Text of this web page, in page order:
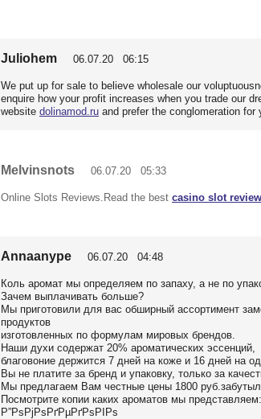
Juliohem 06.07.20 06:15
We put up for sale to believe wholesale our
enquire how your profit increases when you trade our
website dolinamod.ru and prefer the conglomeration for
Melvinsnots 06.07.20 05:33
Online Slots Reviews.Read the best casino slot review
Annaanype 06.07.20 04:48
Коль аромат мы определяем по запаху, а не по
Зачем выплачивать больше?
Мы приготовили для вас обширный ассортимент
продуктов
изготовленных по формулам мировых брендов.
Наши духи содержат 20% ароматических эссенций,
благовоние держится 7 дней на коже и 16 дней на
Вы не платите за бренд и упаковку, только за
Мы предлагаем Вам честные цены 1800
Посмотрите копии каких ароматов мы представляем:
Р”РѕРјРѕРґРµРґРѕРІРѕ